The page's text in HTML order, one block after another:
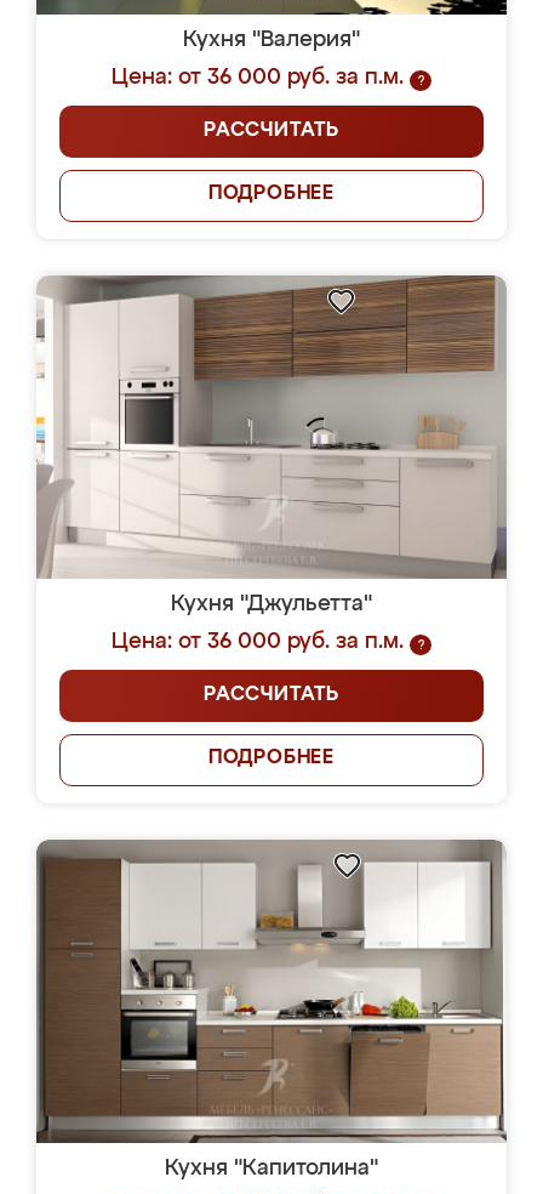
Кухня "Валерия"
Цена: от 36 000 руб. за п.м.
?
РАССЧИТАТЬ
ПОДРОБНЕЕ
Кухня "Джульетта"
Цена: от 36 000 руб. за п.м.
?
РАССЧИТАТЬ
ПОДРОБНЕЕ
Кухня "Капитолина"